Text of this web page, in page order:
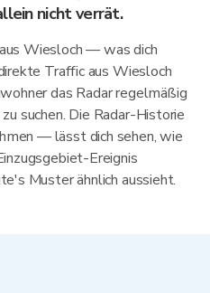
nicht verrät.
Wiesloch — was dich
Traffic aus Wiesloch
das Radar regelmäßig
suchen. Die Radar-Historie
— lässt dich sehen, wie
Ereignis
Muster ähnlich aussieht.